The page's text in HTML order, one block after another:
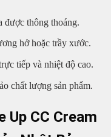
được thông thoáng.
hở hoặc trầy xước.
tiếp và nhiệt độ cao.
chất lượng sản phẩm.
Up CC Cream